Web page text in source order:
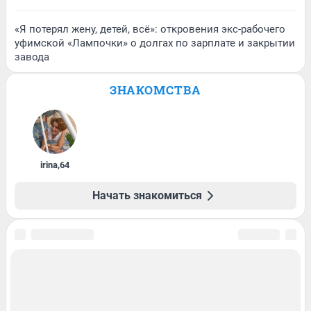
«Я потерял жену, детей, всё»: откровения экс-рабочего
уфимской «Лампочки» о долгах по зарплате и закрытии
завода
ЗНАКОМСТВА
irina,64
Начать знакомиться